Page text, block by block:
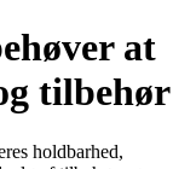
at
tilbehør
holdbarhed,